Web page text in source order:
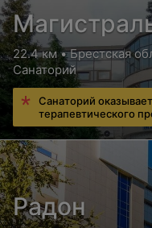
22.4 км • Брестская
Санаторий
Санаторий
терапевтического
Радон